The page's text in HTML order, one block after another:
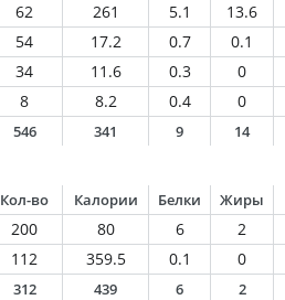
62 261 5.1 13.6
54 17.2 0.7 0.1
34 11.6 0.3 0
8 8.2 0.4 0
546 341 9 14
Кол-во Калории Белки Жиры
200 80 6 2
112 359.5 0.1 0
312 439 6 2